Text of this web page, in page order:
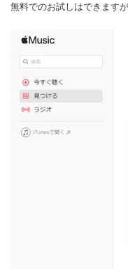
無料でのお試しはできます